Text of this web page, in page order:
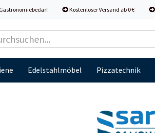
Kostenloser Versand ab 0 €
Edelstahlmöbel Pizzatechnik